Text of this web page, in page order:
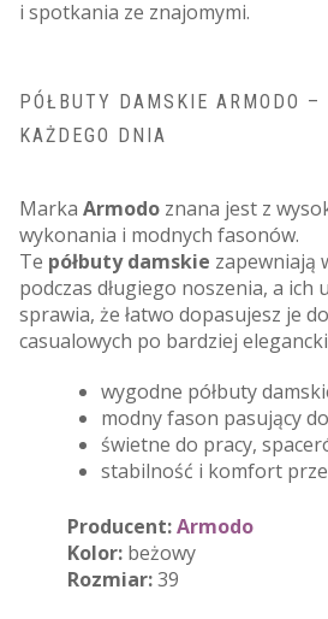
i spotkania ze znajomymi.
PÓŁBUTY DAMSKIE ARMODO –
KAŻDEGO DNIA
Marka Armodo znana jest z
wykonania i modnych fasonów.
Te półbuty damskie zapewniają
podczas długiego noszenia, a ich
sprawia, że łatwo dopasujesz je
casualowych po bardziej
wygodne półbuty
modny fason pasujący
świetne do pracy,
stabilność i komfort
Producent:Armodo
Kolor: beżowy
Rozmiar:39